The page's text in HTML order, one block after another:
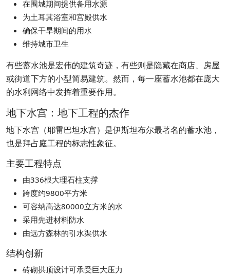
在围城期间提供备用水源
为土耳其浴室和宫殿供水
确保干旱期间的用水
维持城市卫生
有些蓄水池是宏伟的建筑奇迹，有些则是隐藏在商店、房屋
或街道下方的小型简易建筑。然而，每一座蓄水池都在庞大
的水利网络中发挥着重要作用。
地下水宫：地下工程的杰作
地下水宫（耶雷巴坦水宫）是伊斯坦布尔最著名的蓄水池，
也是拜占庭工程的标志性象征。
主要工程特点
由336根大理石柱支撑
跨度约9800平方米
可容纳高达80000立方米的水
采用先进材料防水
由远方森林的引水渠供水
结构创新
砖砌拱顶设计可承受巨大压力